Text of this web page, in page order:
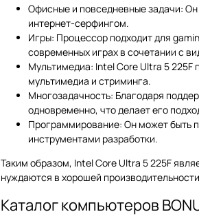
Офисные и повседневные задачи:
интернет-серфингом.
Игры: Процессор подходит для
современных играх в сочетании с
Мультимедиа: Intel Core Ultra 5 225F
мультимедиа и стриминга.
Многозадачность: Благодаря
одновременно, что делает его
Программирование: Он может быть
инструментами разработки.
Таким образом, Intel Core Ultra 5 225F
нуждаются в хорошей
Каталог компьютеров